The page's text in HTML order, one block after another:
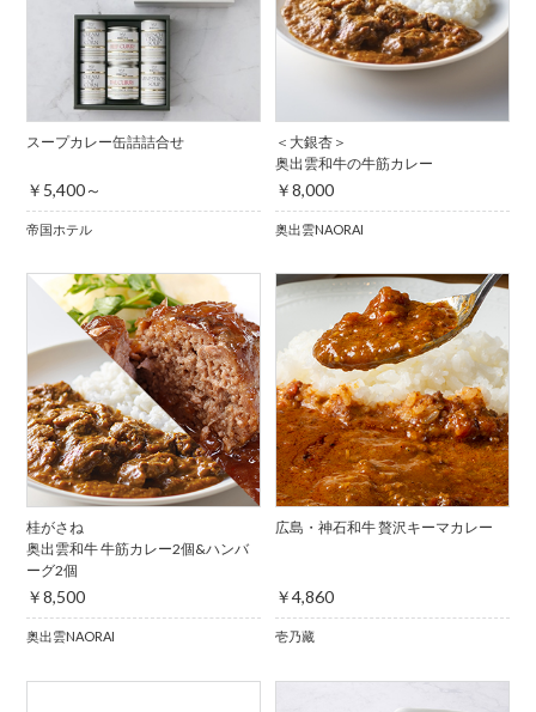
スープカレー缶詰詰合せ
￥5,400～
帝国ホテル
＜大銀杏＞
奥出雲和牛の牛筋カレー
￥8,000
奥出雲NAORAI
桂がさね
奥出雲和牛 牛筋カレー2個&ハンバ
ーグ2個
￥8,500
奥出雲NAORAI
広島・神石和牛 贅沢キーマカレー
￥4,860
壱乃藏